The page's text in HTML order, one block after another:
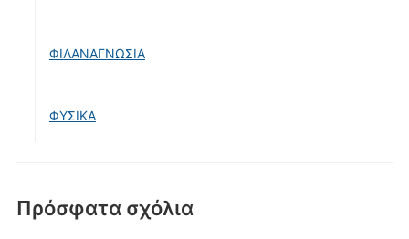
ΦΙΛΑΝΑΓΝΩΣΙΑ
ΦΥΣΙΚΑ
Πρόσφατα σχόλια